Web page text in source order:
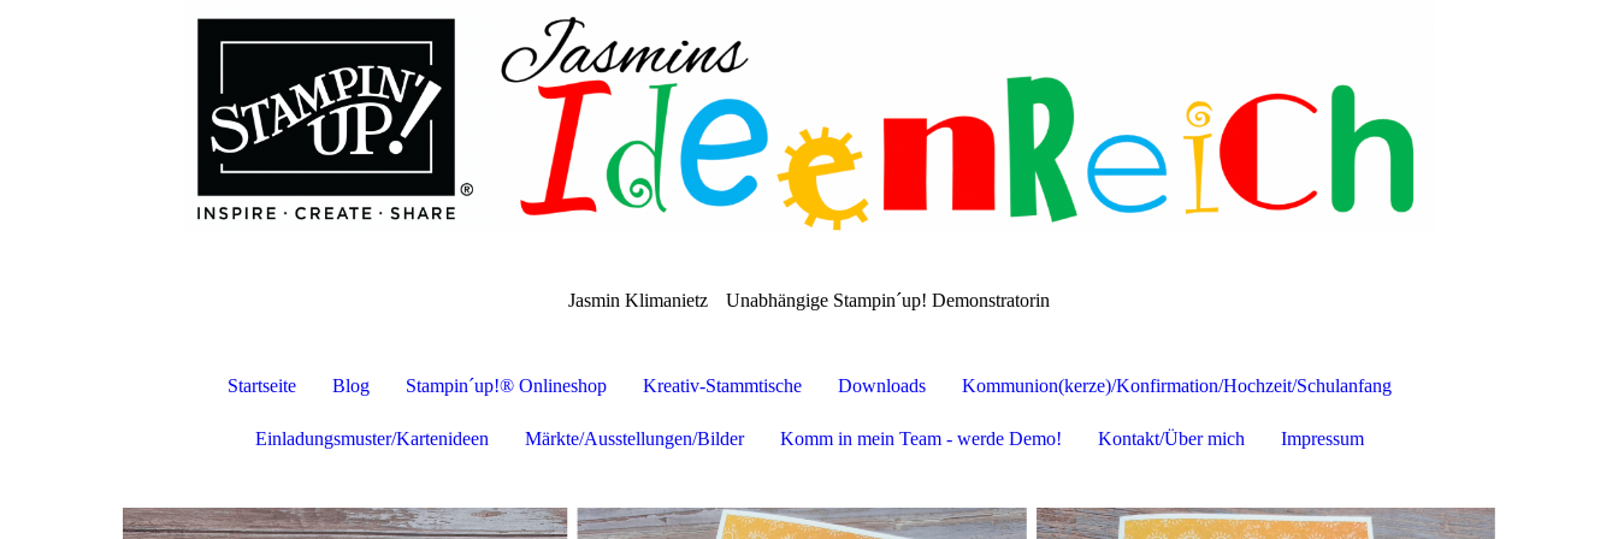
Jasmin Klimanietz Unabhängige Stampin´up! Demonstratorin
Startseite Blog Stampin´up!® Onlineshop Kreativ-Stammtische Downloads Kommunion(kerze)/Konfirmation/Hochzeit/Schulanfang
Einladungsmuster/Kartenideen Märkte/Ausstellungen/Bilder Komm in mein Team - werde Demo! Kontakt/Über mich Impressum